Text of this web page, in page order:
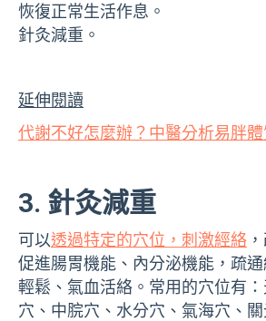
恢復正常生活作息。
針灸減重。
延伸閱讀
代謝不好怎麼辦？中醫分析易胖
3. 針灸減重
可以透過特定的穴位，刺激經絡
促進腸胃機能、內分泌機能，疏
輕鬆、氣血活絡。常用的穴位有
穴、中脘穴、水分穴、氣海穴、關